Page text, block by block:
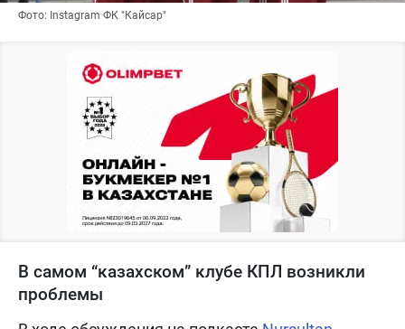
Фото: Instagram ФК "Кайсар"
В самом “казахском” клубе КПЛ возникли
проблемы